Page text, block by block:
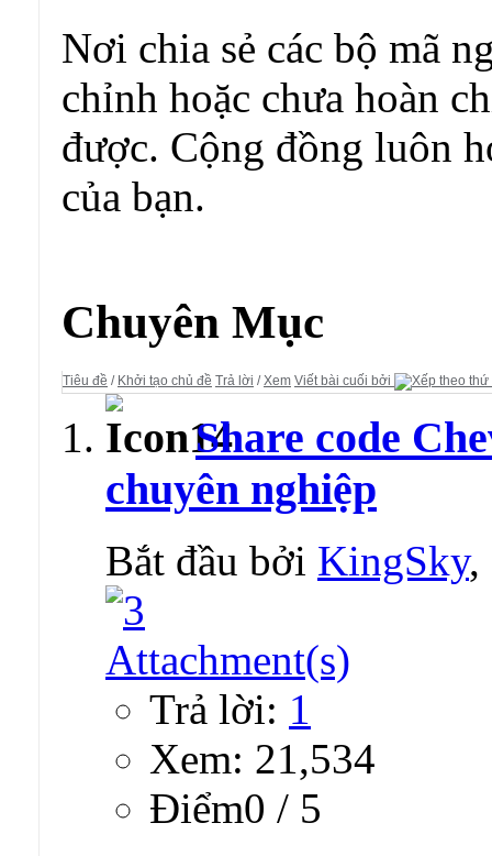
Nơi chia sẻ các bộ mã
chỉnh hoặc chưa hoàn
được. Cộng đồng luôn
của bạn.
Chuyên Mục
Tiêu đề / Khởi tạo chủ đề Trả lời /Xem Viết bài cuối bởi
Share code
chuyên nghiệp
Bắt đầu bởi KingSky,
Trả lời: 1
Xem: 21,534
Ðiểm0 / 5